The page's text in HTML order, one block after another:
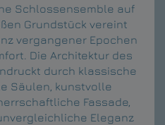
Schlossensemble auf
Grundstück vereint
vergangener Epochen
Die Architektur des
durch klassische
Säulen, kunstvolle
Fassade,
Eleganz